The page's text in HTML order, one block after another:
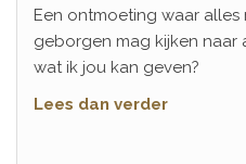
Een ontmoeting waar alles
geborgen mag kijken naar
wat ik jou kan geven?
Lees dan verder